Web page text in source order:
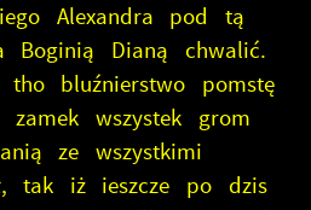
Alexandra pod tą
Boginią Dianą chwalić.
bluźnierstwo pomstę
wszystek grom
ze wszystkimi
tak iż ieszcze po dzis